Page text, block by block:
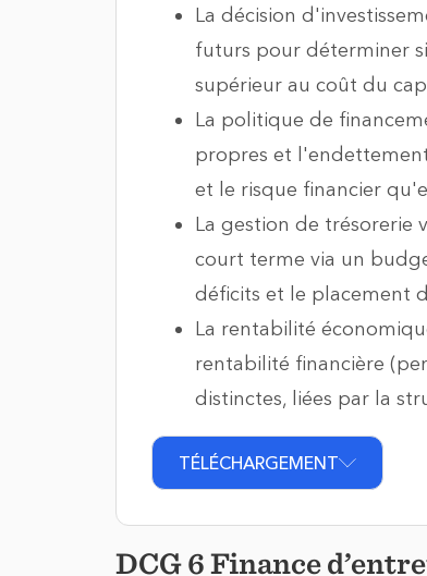
La décision
futurs pour déterminer
supérieur au coût du
La politique de
propres et
et le risque financier
La gestion de trésorerie
court terme via un
déficits et le placement
La rentabilité
rentabilité financière
distinctes, liées par la
TÉLÉCHARGEMENT
DCG 6 Finance